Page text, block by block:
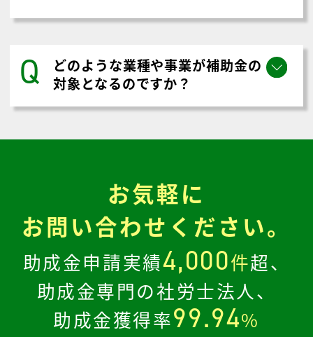
Q
どのような業種や事業が補助金の
対象となるのですか？
お気軽に
お問い合わせください。
助成金申請実績4,000件超、
助成金専門の社労士法人、
助成金獲得率99.94%